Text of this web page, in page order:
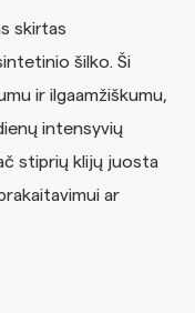
skirtas
šilko. Ši
ir ilgaamžiškumu,
intensyvių
stiprių klijų juosta
ar